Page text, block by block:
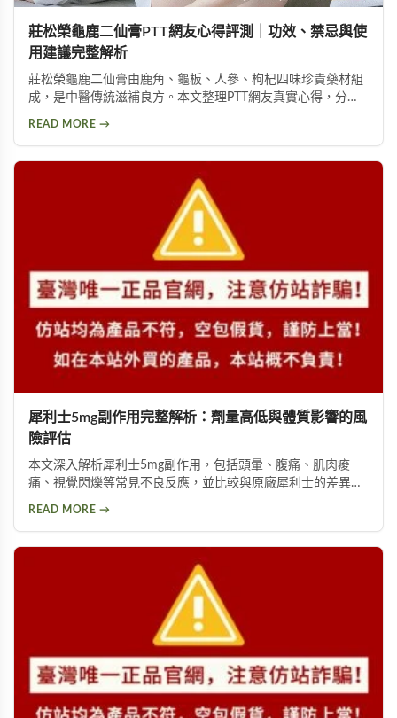
莊松榮龜鹿二仙膏PTT網友心得評測｜功效、禁忌與使
用建議完整解析
莊松榮龜鹿二仙膏由鹿角、龜板、人參、枸杞四味珍貴藥材組
成，是中醫傳統滋補良方。本文整理PTT網友真實心得，分析
READ MORE →
犀利士5mg副作用完整解析：劑量高低與體質影響的風
險評估
本文深入解析犀利士5mg副作用，包括頭暈、腹痛、肌肉痠
痛、視覺閃爍等常見不良反應，並比較與原廠犀利士的差異。
READ MORE →